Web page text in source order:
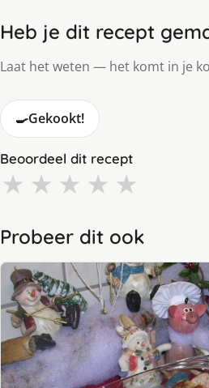
Heb je dit recept
Laat het weten — het komt in je
🍳Gekookt!
Beoordeel dit recept
★ ★ ★ ★ ★
Probeer dit ook